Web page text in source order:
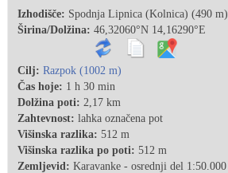
Izhodišče: Spodnja Lipnica (Kolnica) (490 m)
Širina/Dolžina: 46,32060°N 14,16290°E
Cilj: Razpok (1002 m)
Čas hoje: 1 h 30 min
Dolžina poti: 2,17 km
Zahtevnost: lahka označena pot
Višinska razlika: 512 m
Višinska razlika po poti: 512 m
Zemljevid: Karavanke - osrednji del 1:50.000